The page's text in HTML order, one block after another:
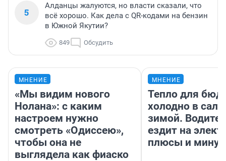
5
Алданцы жалуются, но власти сказали, что
всё хорошо. Как дела с QR-кодами на бензин
в Южной Якутии?
849 Обсудить
МНЕНИЕ
«Мы видим нового
Нолана»: с каким
настроем нужно
смотреть «Одиссею»,
чтобы она не
выглядела как фиаско
МНЕНИЕ
Тепло для
холодно в
зимой.
ездит на
плюсы и